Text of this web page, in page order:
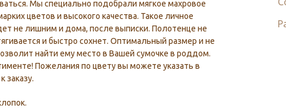
Мы специально подобрали мягкое махровое
цветов и высокого качества. Такое личное
не лишним и дома, после выписки. Полотенце не
и быстро сохнет. Оптимальный размер и не
найти ему место в Вашей сумочке в роддом.
Пожелания по цвету вы можете указать в
заказу.